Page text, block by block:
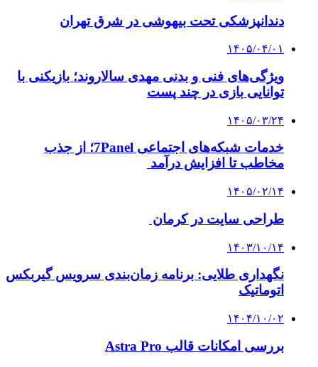
دندانپزشکی تحت بیهوشی در شرق تهران
۱۴۰۵/۰۴/۰۱
ویژگی‌های فنی و بدنی مهدی سالاروند؛ بازیکنی با
توانایی بازی در چند پست
۱۴۰۵/۰۳/۲۴
خدمات شبکه‌های اجتماعی 7Panel؛ از جذب
مخاطب تا افزایش درآمد
۱۴۰۵/۰۲/۱۴
طراحی سایت در کرمان
۱۴۰۳/۱۰/۱۴
نگهداری طلایی: برنامه زمان‌بندی سرویس گیربکس
اتوماتیک
۱۴۰۴/۱۰/۰۲
بررسی امکانات قالب Astra Pro